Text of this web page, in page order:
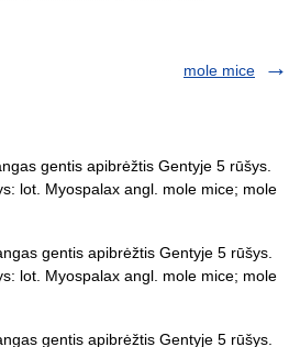
mole mice
gentis apibrėžtis Gentyje 5 rūšys.
lot. Myospalax angl. mole mice; mole
gentis apibrėžtis Gentyje 5 rūšys.
lot. Myospalax angl. mole mice; mole
gentis apibrėžtis Gentyje 5 rūšys.